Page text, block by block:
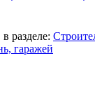
в разделе:
гаражей